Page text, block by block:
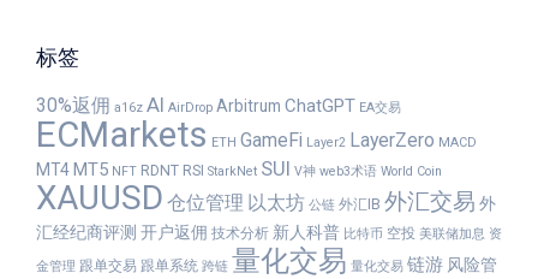
标签
30%返佣 a16z AI AirDrop Arbitrum ChatGPT EA交易
ECMarkets ETH GameFi Layer2 LayerZero MACD
MT4MT5 NFT RDNT RSI StarkNet SUI V神 web3术语 World Coin
XAUUSD 仓位管理 以太坊 公链 外汇IB 外汇交易 外
汇经纪商评测 开户返佣 技术分析 新人科普 比特币 空投 美联储加息 资
金管理 跟单交易 跟单系统 跨链 量化交易 量化交易 链游 风险管